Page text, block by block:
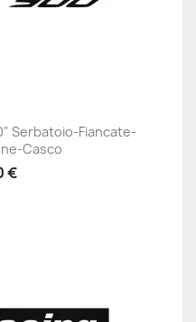
Serbatoio-Fiancate-
Casco
€